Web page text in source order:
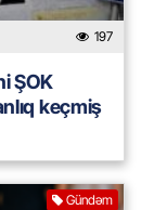
197
ŞOK
keçmiş
Gündəm